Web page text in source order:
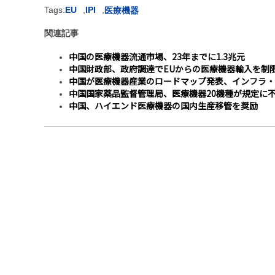
Tags:EU IPI 医療機器
関連記事
中国の医療機器流通市場、23年までに1.3兆元
中国財政部、政府調達でEUからの医療機器輸入を制
中国が医療機器産業のロードマップ発表、インフラ
中国国家薬品監督管理局、医療機器20機種が規定に
中国、ハイエンド医療機器の国内生産移管を奨励